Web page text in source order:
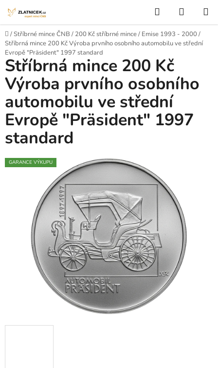
Hledat
Domů
/Stříbrné mince ČNB / 200 Kč stříbrné mince/ Emise 1993 - 2000 /
Stříbrná mince 200 Kč Výroba prvního osobního automobilu ve střední
Evropě "Präsident" 1997 standard
Stříbrná mince 200 Kč
Výroba prvního osobního
automobilu ve střední
Evropě "Präsident" 1997
standard
GARANCE VÝKUPU